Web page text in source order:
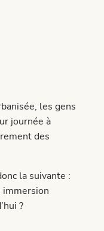
la suivante :
?